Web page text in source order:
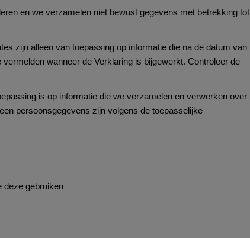
en we verzamelen niet bewust gegevens met betrekking tot
zijn alleen van toepassing op informatie die na de datum van
wanneer de Verklaring is bijgewerkt. Controleer de
is op informatie die we verzamelen en verwerken over
persoonsgegevens zijn volgens de toepasselijke
deze gebruiken